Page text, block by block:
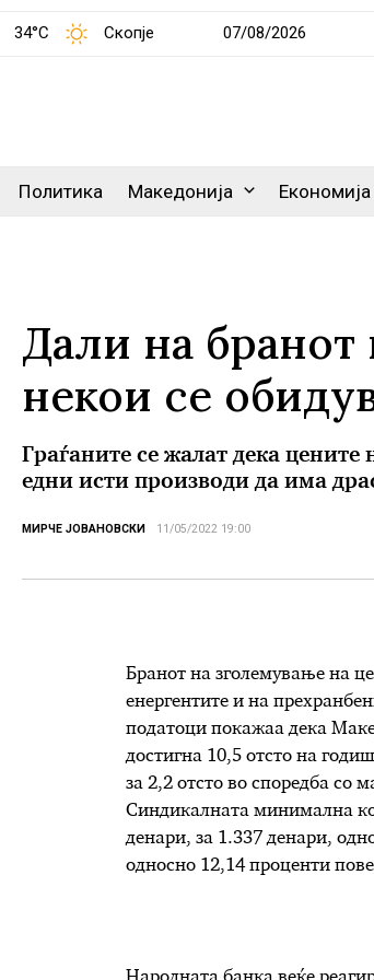
34°C Скопје 07/08/2026
Политика Македонија Економија
Дали на бранот
некои се
Граѓаните се жалат дека цените
едни исти производи да има
МИРЧЕ ЈОВАНОВСКИ 11/05/2022 19:00
Бранот на зголемување на
енергентите и на
податоци покажаа дека
достигна 10,5 отсто на
за 2,2 отсто во споредба со
Синдикалната минимална
денари, за 1.337 денари,
односно 12,14 проценти